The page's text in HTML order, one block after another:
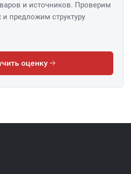
и источников. Проверим
предложим структуру
оценку